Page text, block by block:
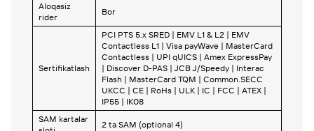
Aloqasiz
rider
Bor
Sertifikatlash
PCI PTS 5.x SRED | EMV L1 & L2 | EMV
Contactless L1 | Visa payWave | MasterCard
Contactless | UPI qUICS | Amex ExpressPay
| Discover D-PAS | JCB J/Speedy | Interac
Flash | MasterCard TQM | Common.SECC
UKCC | CE | RoHs | ULK | IC | FCC | ATEX |
IP55 | IK08
SAM kartalar
2 ta SAM (optional 4)